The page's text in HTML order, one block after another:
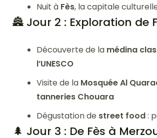
Nuit à Fès, la capitale
🏯 Jour 2 : Exploration de
Découverte de la médina
l’UNESCO
Visite de la Mosquée Al
tanneries Chouara
Dégustation de street food:
🌲 Jour 3 : De Fès à